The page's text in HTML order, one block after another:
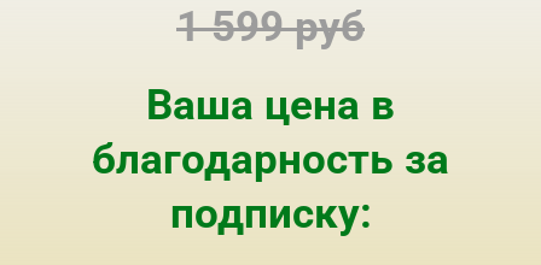
1 599 руб
Ваша цена в
благодарность за
подписку: